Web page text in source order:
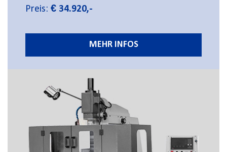
Preis: € 34.920,-
MEHR INFOS